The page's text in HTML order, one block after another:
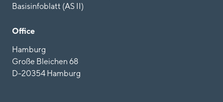
Basisinfoblatt (AS II)
Office
Hamburg
Große Bleichen 68
D-20354 Hamburg